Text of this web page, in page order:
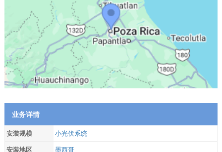
业务详情
安装规模
小光伏系统
安装地区
墨西哥